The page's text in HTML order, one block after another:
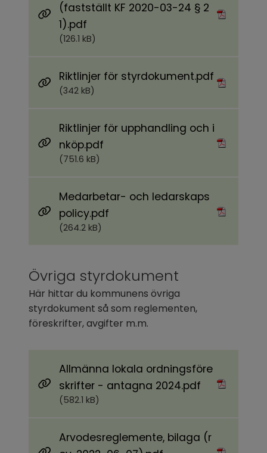
(fastställt KF 2020-03-24 § 2
1).pdf
(126.1 kB)
Riktlinjer för styrdokument.pdf Pdf, 342
(342 kB)
Riktlinjer för upphandling och i
nköp.pdf
(751.6 kB)
Medarbetar- och ledarskaps
policy.pdf
(264.2 kB)
Övriga styrdokument
Här hittar du kommunens övriga
styrdokument så som reglementen,
föreskrifter, avgifter m.m.
Allmänna lokala ordningsföre
skrifter - antagna 2024.pdf Pdf, 582.1 kB.
(582.1 kB)
Arvodesreglemente, bilaga (r